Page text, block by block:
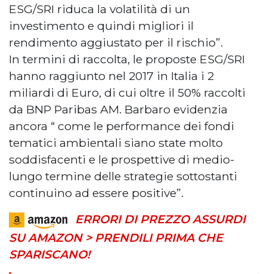
ESG/SRI riduca la volatilità di un
investimento e quindi migliori il
rendimento aggiustato per il rischio”.
In termini di raccolta, le proposte ESG/SRI
hanno raggiunto nel 2017 in Italia i 2
miliardi di Euro, di cui oltre il 50% raccolti
da BNP Paribas AM. Barbaro evidenzia
ancora “ come le performance dei fondi
tematici ambientali siano state molto
soddisfacenti e le prospettive di medio-
lungo termine delle strategie sottostanti
continuino ad essere positive”.
ERRORI DI PREZZO ASSURDI
SU AMAZON > PRENDILI PRIMA CHE
SPARISCANO!